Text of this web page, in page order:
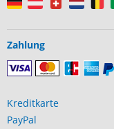
Zahlung
Kreditkarte
PayPal